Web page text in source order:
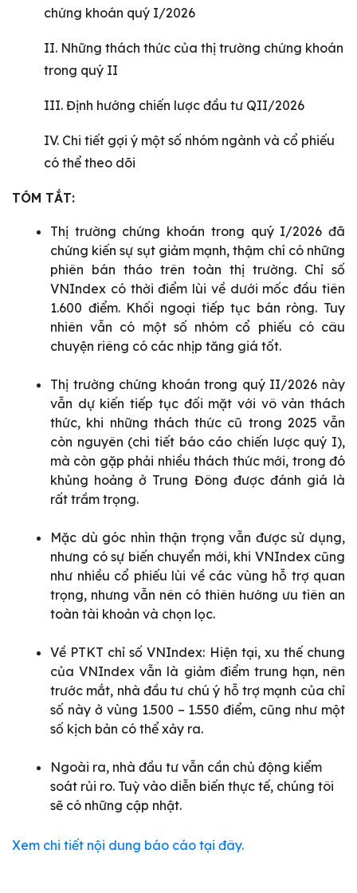
chứng khoán quý I/2026
II. Những thách thức của thị trường chứng khoán
trong quý II
III. Định hướng chiến lược đầu tư QII/2026
IV. Chi tiết gợi ý một số nhóm ngành và cổ phiếu
có thể theo dõi
TÓM TẮT:
Thị trường chứng khoán trong quý I/2026 đã
chứng kiến sự sụt giảm mạnh, thậm chí có những
phiên bán tháo trên toàn thị trường. Chỉ số
VNIndex có thời điểm lùi về dưới mốc đầu tiên
1.600 điểm. Khối ngoại tiếp tục bán ròng. Tuy
nhiên vẫn có một số nhóm cổ phiếu có câu
chuyện riêng có các nhịp tăng giá tốt.
Thị trường chứng khoán trong quý II/2026 này
vẫn dự kiến tiếp tục đối mặt với vô vàn thách
thức, khi những thách thức cũ trong 2025 vẫn
còn nguyên (chi tiết báo cáo chiến lược quý I),
mà còn gặp phải nhiều thách thức mới, trong đó
khủng hoảng ở Trung Đông được đánh giá là
rất trầm trọng.
Mặc dù góc nhìn thận trọng vẫn được sử dụng,
nhưng có sự biến chuyển mới, khi VNIndex cũng
như nhiều cổ phiếu lùi về các vùng hỗ trợ quan
trọng, nhưng vẫn nên có thiên hướng ưu tiên an
toàn tài khoản và chọn lọc.
Về PTKT chỉ số VNIndex: Hiện tại, xu thế chung
của VNIndex vẫn là giảm điểm trung hạn, nên
trước mắt, nhà đầu tư chú ý hỗ trợ mạnh của chỉ
số này ở vùng 1.500 – 1.550 điểm, cũng như một
số kịch bản có thể xảy ra.
Ngoài ra, nhà đầu tư vẫn cần chủ động kiểm
soát rủi ro. Tuỳ vào diễn biến thực tế, chúng tôi
sẽ có những cập nhật.
Xem chi tiết nội dung báo cáo tại đây.